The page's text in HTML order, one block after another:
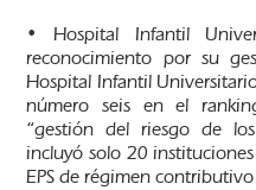
• Hospital Infantil
reconocimiento por su
Hospital Infantil
número seis en el
“gestión del riesgo de
incluyó solo 20
EPS de régimen